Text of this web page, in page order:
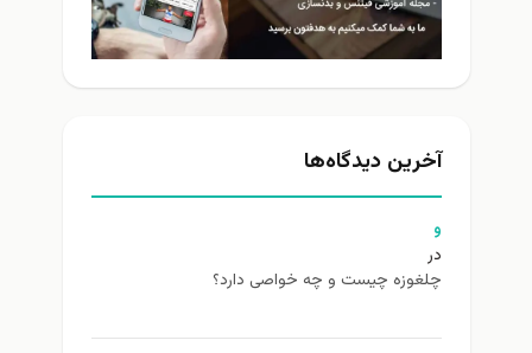
آخرین دیدگاه‌ها
و
در
چلغوزه چیست و چه خواصی دارد؟